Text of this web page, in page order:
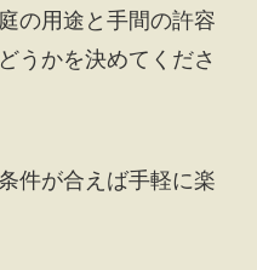
の用途と手間の許容
うかを決めてくださ
件が合えば手軽に楽